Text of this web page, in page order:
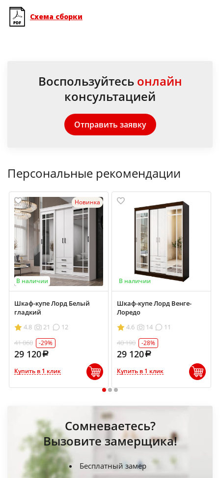
Схема сборки
Воспользуйтесь онлайн
консультацией
Отправить заявку
Персональные рекомендации
Новинка
В наличии
Шкаф-купе Лорд Белый
гладкий
4.8
21
12
41 060
-29%
29 120
Купить в 1 клик
В наличии
Шкаф-купе Лорд Венге-
Лоредо
4.6
14
11
40 190
-28%
29 120
Купить в 1 клик
1 2 3
Сомневаетесь?
Вызовите замерщика!
Бесплатный замер